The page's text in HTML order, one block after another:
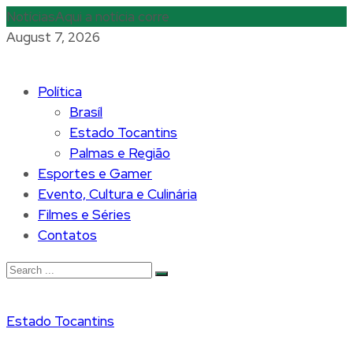
NotíciasAqui a notícia corre
August 7, 2026
Política
Brasíl
Estado Tocantins
Palmas e Região
Esportes e Gamer
Evento, Cultura e Culinária
Filmes e Séries
Contatos
Estado Tocantins